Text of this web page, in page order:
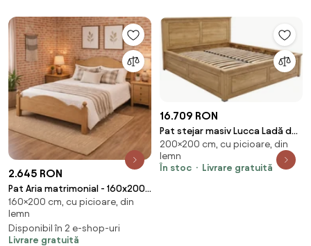
2.645 RON
Pat Aria matrimonial - 160x200
cm - din lemn masiv de brad ,
culoare personalizabila
160×200 cm, cu picioare, din
lemn
Disponibil în 2 e-shop-uri
Livrare gratuită
16.709 RON
Pat stejar masiv Lucca Ladă de
Depozitare - 200x200
200×200 cm, cu picioare, din
lemn
În stoc
Livrare gratuită